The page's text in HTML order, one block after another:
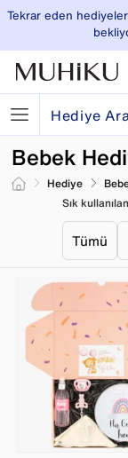
Tekrar eden
Hediye
Bebek
Sık
Tümü